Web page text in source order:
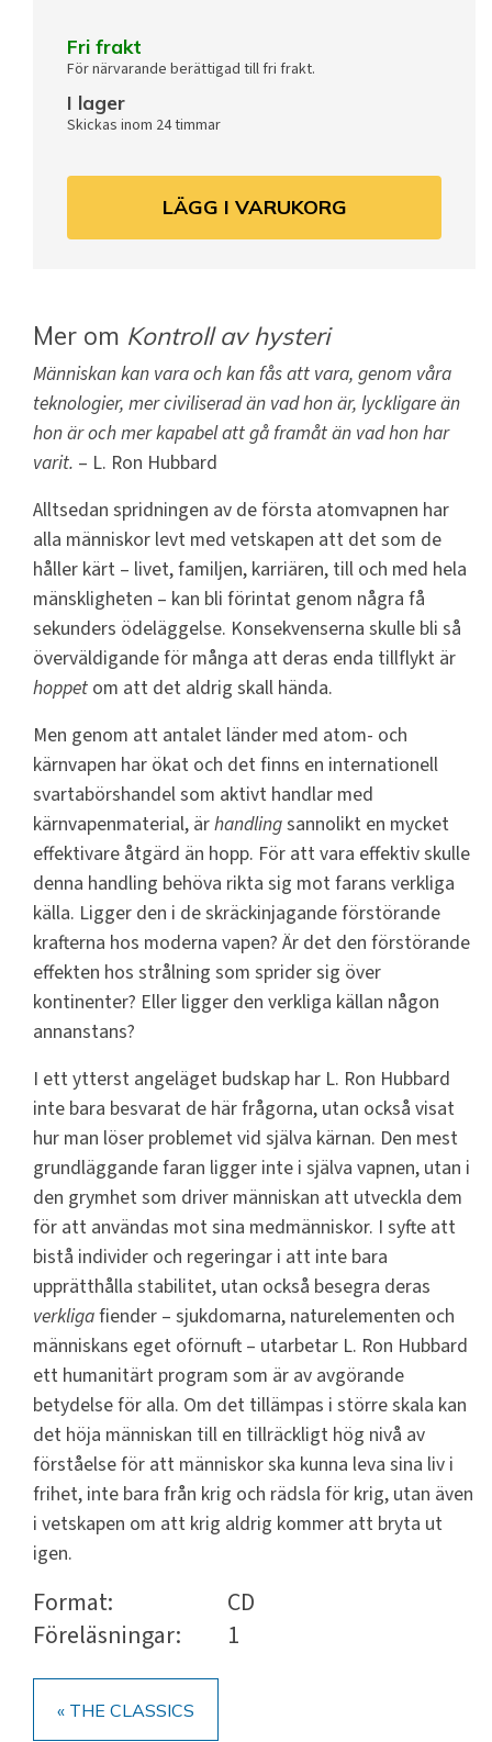
Fri frakt
För närvarande berättigad till fri frakt.
I lager
Skickas inom 24 timmar
LÄGG I VARUKORG
Mer om Kontroll av hysteri
Människan kan vara och kan fås att vara, genom våra
teknologier, mer civiliserad än vad hon är, lyckligare än
hon är och mer kapabel att gå framåt än vad hon har
varit. – L. Ron Hubbard
Alltsedan spridningen av de första atomvapnen har
alla människor levt med vetskapen att det som de
håller kärt – livet, familjen, karriären, till och med hela
mänskligheten – kan bli förintat genom några få
sekunders ödeläggelse. Konsekvenserna skulle bli så
överväldigande för många att deras enda tillflykt är
hoppet om att det aldrig skall hända.
Men genom att antalet länder med atom- och
kärnvapen har ökat och det finns en internationell
svartabörshandel som aktivt handlar med
kärnvapenmaterial, ärhandlingsannolikt en mycket
effektivare åtgärd än hopp. För att vara effektiv skulle
denna handling behöva rikta sig mot farans verkliga
källa. Ligger den i de skräckinjagande förstörande
krafterna hos moderna vapen? Är det den förstörande
effekten hos strålning som sprider sig över
kontinenter? Eller ligger den verkliga källan någon
annanstans?
I ett ytterst angeläget budskap har L. Ron Hubbard
inte bara besvarat de här frågorna, utan också visat
hur man löser problemet vid själva kärnan. Den mest
grundläggande faran ligger inte i själva vapnen, utan i
den grymhet som driver människan att utveckla dem
för att användas mot sina medmänniskor. I syfte att
bistå individer och regeringar i att inte bara
upprätthålla stabilitet, utan också besegra deras
verkligafiender – sjukdomarna, naturelementen och
människans eget oförnuft – utarbetar L. Ron Hubbard
ett humanitärt program som är av avgörande
betydelse för alla. Om det tillämpas i större skala kan
det höja människan till en tillräckligt hög nivå av
förståelse för att människor ska kunna leva sina liv i
frihet, inte bara från krig och rädsla för krig, utan även
i vetskapen om att krig aldrig kommer att bryta ut
igen.
Format:
CD
Föreläsningar:
1
« THE CLASSICS